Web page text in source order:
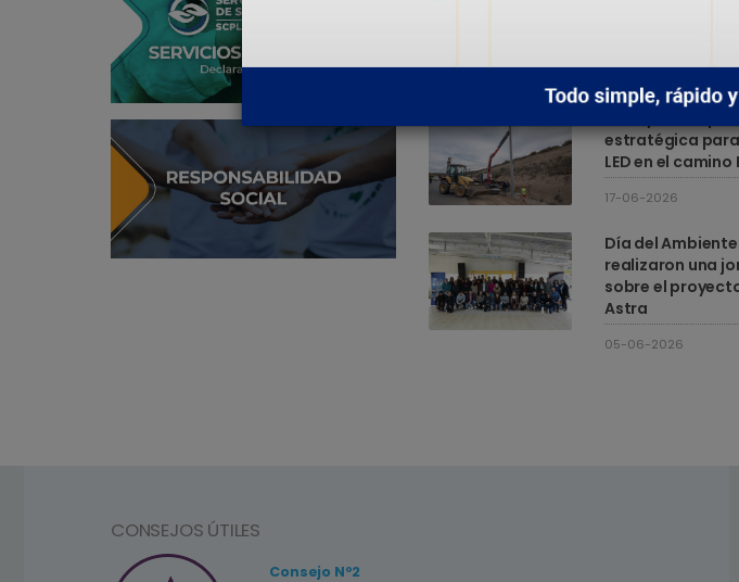
03-07-2026
estratégica
LED en el
17-06-2026
Día del Ambiente:
realizaron una
sobre el
Astra
05-06-2026
CONSEJOS ÚTILES
Consejo Nº2